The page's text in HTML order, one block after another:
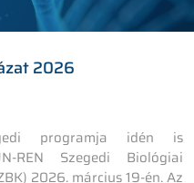
2026
programja idén is
REN Szegedi Biológiai
2026. március 19-én. Az